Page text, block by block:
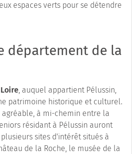
espaces verts pour se détendre
département de la
, auquel appartient Pélussin,
patrimoine historique et culturel.
agréable, à mi-chemin entre la
résidant à Pélussin auront
sites d'intérêt situés à
de la Roche, le musée de la